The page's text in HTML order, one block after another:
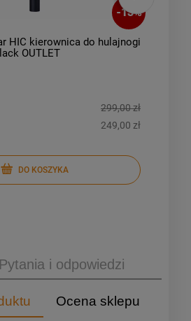
-13%
HIC kierownica do hulajnogi
OUTLET
299,00 zł
249,00 zł
DO KOSZYKA
Pytania i odpowiedzi
Ocena sklepu